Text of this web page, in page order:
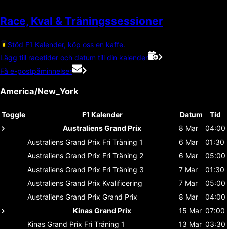
Race, Kval & Träningssessioner
Stöd F1 Kalender, köp oss en kaffe.
Lägg till racetider och datum till din kalender
Få e-postpåminnelser
America/New_York
Toggle F1 Kalender Datum
Tid
Australiens Grand Prix
8 Mar
04:00
Australiens Grand Prix Fri Träning 1 6 Mar
01:30
Australiens Grand Prix Fri Träning 2 6 Mar
05:00
Australiens Grand Prix Fri Träning 3 7 Mar
01:30
Australiens Grand Prix Kvalificering 7 Mar
05:00
Australiens Grand Prix Grand Prix 8 Mar
04:00
Kinas Grand Prix
15 Mar 07:00
Kinas Grand Prix Fri Träning 1 13 Mar 03:30